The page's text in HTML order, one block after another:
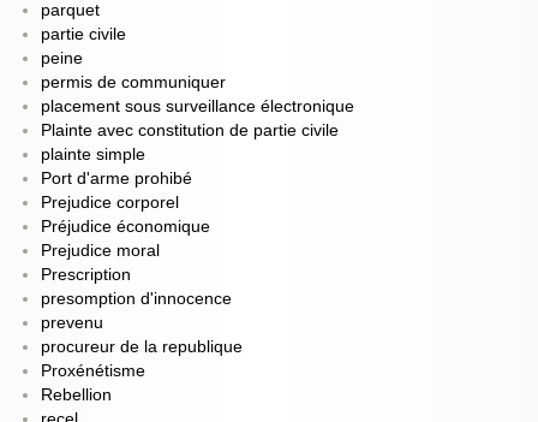
parquet
partie civile
peine
permis de communiquer
placement sous surveillance électronique
Plainte avec constitution de partie civile
plainte simple
Port d'arme prohibé
Prejudice corporel
Préjudice économique
Prejudice moral
Prescription
presomption d'innocence
prevenu
procureur de la republique
Proxénétisme
Rebellion